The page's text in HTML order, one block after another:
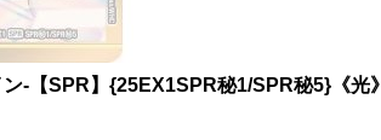
-【SPR】{25EX1SPR秘1/SPR秘5}《光》